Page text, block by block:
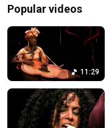
Popular videos
11:29